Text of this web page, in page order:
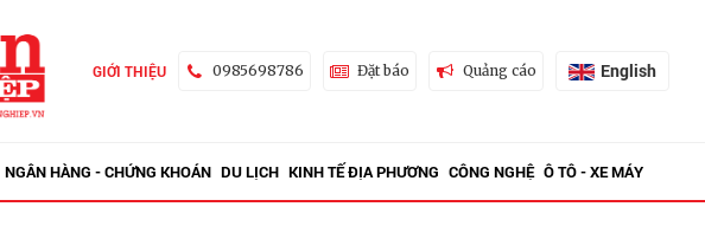
GIỚI THIỆU 0985698786 Đặt báo Quảng cáo English
NGÂN HÀNG - CHỨNG KHOÁN DU LỊCH KINH TẾ ĐỊA PHƯƠNG CÔNG NGHỆ Ô TÔ - XE MÁY